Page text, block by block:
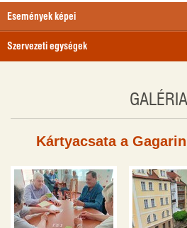
GALÉRIA
Kártyacsata a
Események képei
Szervezeti egységek